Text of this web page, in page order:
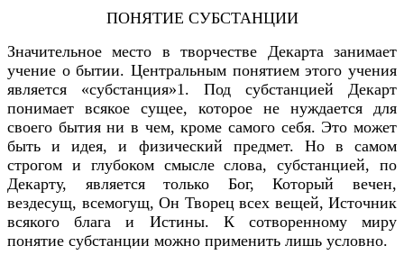
ПОНЯТИЕ СУБСТАНЦИИ
Значительное место в творчестве Декарта занимает
учение о бытии. Центральным понятием этого учения
является «субстанция»1. Под субстанцией Декарт
понимает всякое сущее, которое не нуждается для
своего бытия ни в чем, кроме самого себя. Это может
быть и идея, и физический предмет. Но в самом
строгом и глубоком смысле слова, субстанцией, по
Декарту, является только Бог, Который вечен,
вездесущ, всемогущ, Он Творец всех вещей, Источник
всякого блага и Истины. К сотворенному миру
понятие субстанции можно применить лишь условно.